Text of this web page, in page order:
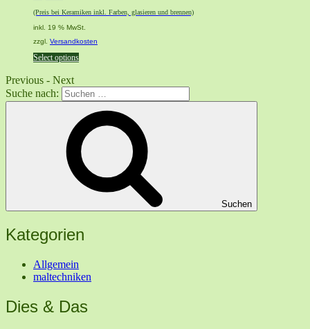
(Preis bei Keramiken inkl. Farben, glasieren und brennen)
inkl. 19 % MwSt.
zzgl. Versandkosten
Select options
Previous - Next
Suche nach:
Suchen
Kategorien
Allgemein
maltechniken
Dies & Das